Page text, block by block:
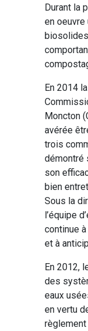
Durant la
en
En 2014
Moncton
avérée
trois
démontré
son
bien
Sous la
l’équipe
continue
et à
En 2012,
des
eaux
en vertu